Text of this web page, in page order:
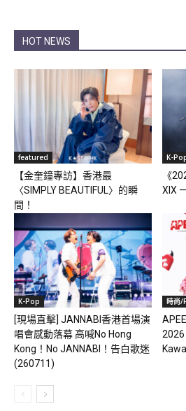
HOT NEWS
featured
【金奎鐘專訪】香港最
〈SIMPLY BEAUTIFUL〉的瞬
間！
K-
《
XIX —
K-Pop
[現場直擊] JANNABI香港首場演
唱會感動落幕 高喊No Hong
Kong！No JANNABI！告白歌迷
(260711)
時尚/
2026